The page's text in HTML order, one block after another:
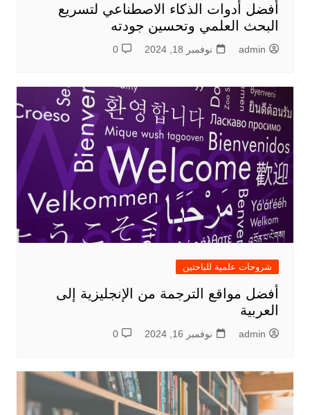
أفضل أدوات الذكاء الاصطناعي لتسريع
البحث العلمي وتحسين جودته
admin نوفمبر 18, 2024 0
شروحات علمية للباحثين
أفضل مواقع الترجمة من الإنجليزية إلى
العربية
admin نوفمبر 16, 2024 0